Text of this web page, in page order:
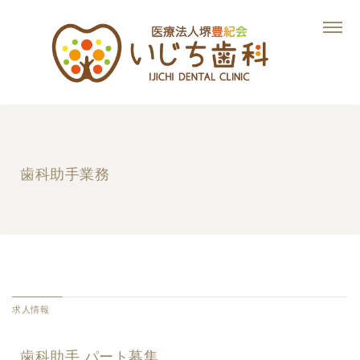
歯科助手業務
求人情報